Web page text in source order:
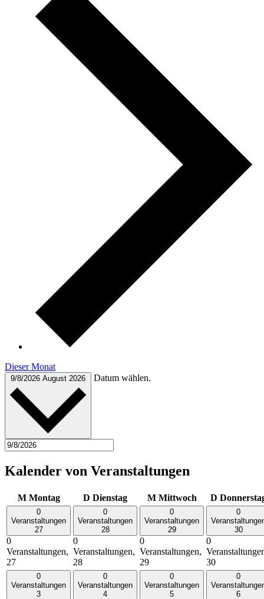
Dieser Monat
9/8/2026 August 2026 Datum wählen.
Kalender von Veranstaltungen
M Montag D Dienstag M Mittwoch D
0
Veranstaltungen
27
0
Veranstaltungen,
27
0
Veranstaltungen
28
0
Veranstaltungen,
28
0
Veranstaltungen
29
0
Veranstaltungen,
29
0
30
0
30
0
Veranstaltungen
3
0
Veranstaltungen
4
0
Veranstaltungen
5
0
6